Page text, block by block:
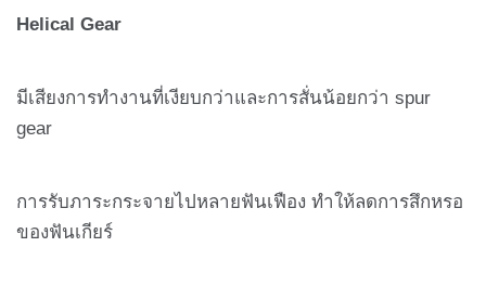
Helical Gear
มีเสียงการทำงานที่เงียบกว่าและการสั่นน้อยกว่า spur
gear
การรับภาระกระจายไปหลายฟันเฟือง ทำให้ลดการสึกหรอ
ของฟันเกียร์